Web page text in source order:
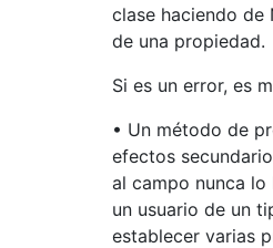
clase haciendo de
de una propiedad.
Si es un error, es
• Un método de
efectos
al campo nunca lo
un usuario de un
establecer varias